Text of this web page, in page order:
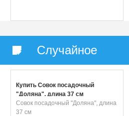
Случайное
Купить Совок посадочный
"Доляна", длина 37 см
Совок посадочный "Доляна", длина
37 см